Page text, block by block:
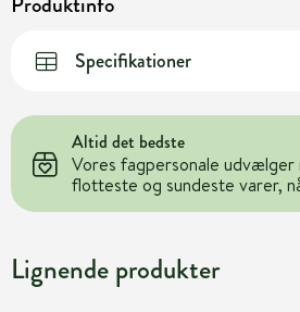
Specifikationer
Altid det bedste
Vores fagpersonale udvælger
flotteste og sundeste varer,
Lignende produkter